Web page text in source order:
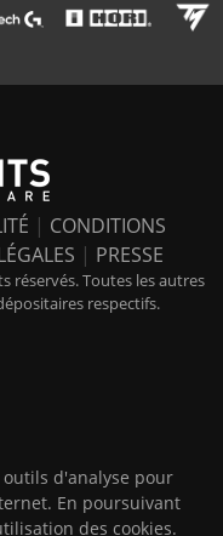
| CONDITIONS
| PRESSE
réservés. Toutes les autres
respectifs.
d'analyse pour
En poursuivant
des cookies.